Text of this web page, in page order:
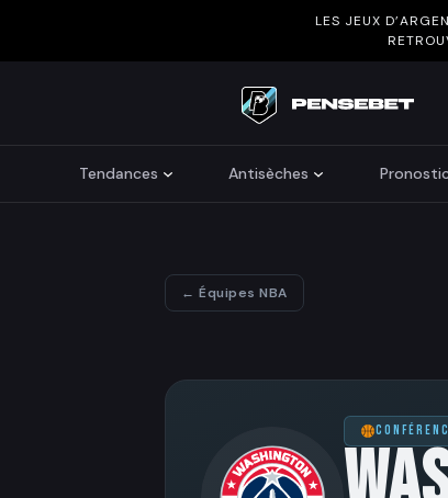
LES JEUX
Search
Tendances Antisèches
← Équipes NBA